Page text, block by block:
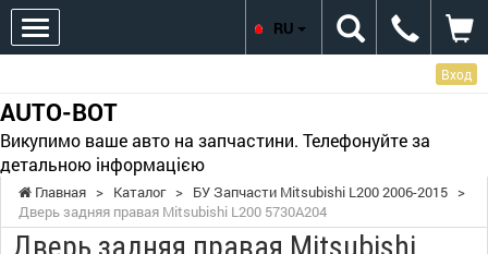
Вход
AUTO-BOT
Викупимо ваше авто на запчастини. Телефонуйте за
детальною інформацією
RU
Главная > Каталог > БУ Запчасти Mitsubishi L200 2006-2015 >
Дверь задняя правая Mitsubishi L200 5730A204